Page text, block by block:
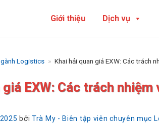
Giới thiệu Dịch vụ
Logistics » Khai hải quan giá EXW: Các trách
giá EXW: Các trách
bởiTrà My - Biên tập viên chuyên mục